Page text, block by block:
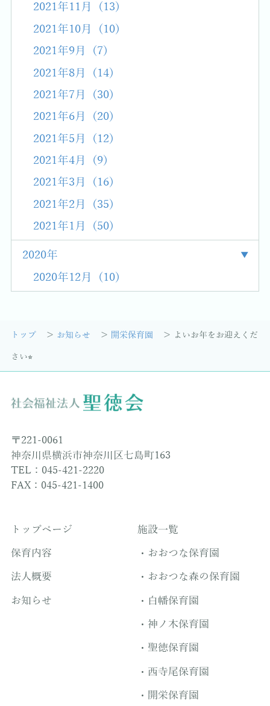
2021年11月 (13)
2021年10月 (10)
2021年9月 (7)
2021年8月 (14)
2021年7月 (30)
2021年6月 (20)
2021年5月 (12)
2021年4月 (9)
2021年3月 (16)
2021年2月 (35)
2021年1月 (50)
2020年
2020年12月 (10)
トップ お知らせ 開栄保育園 よいお年をお迎えくだ
さい⭐︎
〒221-0061
神奈川県横浜市神奈川区七島町163
TEL：045-421-2220
FAX：045-421-1400
トップページ
保育内容
法人概要
お知らせ
施設一覧
おおつな保育園
おおつな森の保育園
白幡保育園
神ノ木保育園
聖徳保育園
西寺尾保育園
開栄保育園